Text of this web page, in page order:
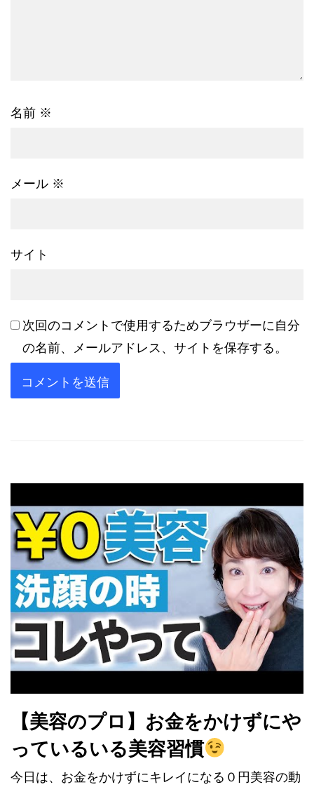
名前 ※
メール ※
サイト
次回のコメントで使用するためブラウザーに自分
の名前、メールアドレス、サイトを保存する。
【美容のプロ】お金をかけずにや
っているいる美容習慣
今日は、お金をかけずにキレイになる０円美容の動